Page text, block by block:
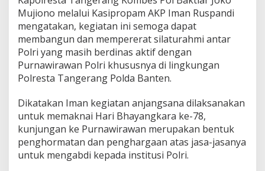
G
e
l
a
r
n
j
n
g
a
n
a
Mujiono melalui Kasipropam AKP Iman Ruspandi
mengatakan, kegiatan ini semoga dapat
membangun dan mempererat silaturahmi antar
Polri yang masih berdinas aktif dengan
Purnawirawan Polri khususnya di lingkungan
Polresta Tangerang Polda Banten.
Dikatakan Iman kegiatan anjangsana dilaksanakan
untuk memaknai Hari Bhayangkara ke-78,
kunjungan ke Purnawirawan merupakan bentuk
penghormatan dan penghargaan atas jasa-jasanya
untuk mengabdi kepada institusi Polri.